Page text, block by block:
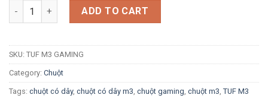
Chuột có dây Asus TUF M3 GAMING quantity
ADD TO CART
SKU: TUF M3 GAMING
Category: Chuột
Tags: chuột có dây, chuột có dây m3, chuột gaming, chuột m3, TUF M3